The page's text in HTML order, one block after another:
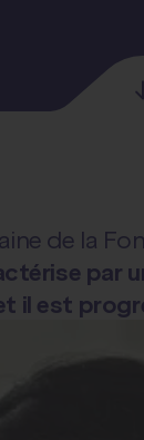
de la
par
il est